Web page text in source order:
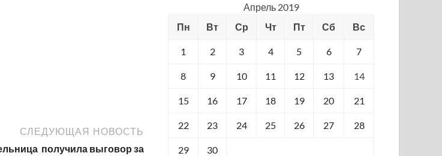
СЛЕДУЮЩАЯ НОВОСТЬ
получила выговор за
Апрель 2019
Пн
Вт Ср Чт Пт Сб Вс
1 2 3 4 5 6 7
8 9 10 11 12 13 14
15 16 17 18 19 20 21
22 23 24 25 26 27 28
29 30